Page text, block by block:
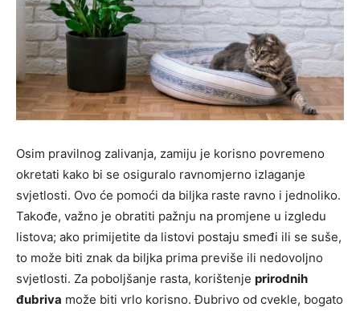
Osim pravilnog zalivanja, zamiju je korisno povremeno
okretati kako bi se osiguralo ravnomjerno izlaganje
svjetlosti. Ovo će pomoći da biljka raste ravno i jednoliko.
Takođe, važno je obratiti pažnju na promjene u izgledu
listova; ako primijetite da listovi postaju smeđi ili se suše,
to može biti znak da biljka prima previše ili nedovoljno
svjetlosti. Za poboljšanje rasta, korištenje prirodnih
đubriva može biti vrlo korisno. Đubrivo od cvekle, bogato